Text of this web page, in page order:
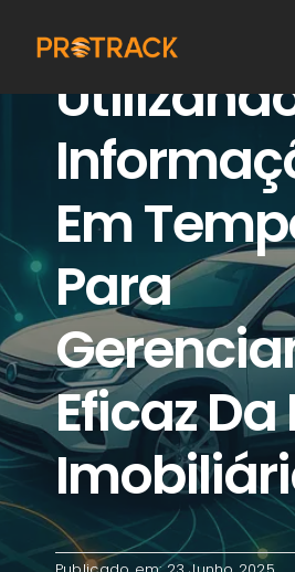
para
conteúdo
Lar
Rastreador GPS
Plataforma GPS
Cartão IoT
cobertura
Sobre nós
Contato
Em
Para
Eficaz